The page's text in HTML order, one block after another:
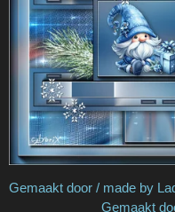
Gemaakt door
Gemaakt door /